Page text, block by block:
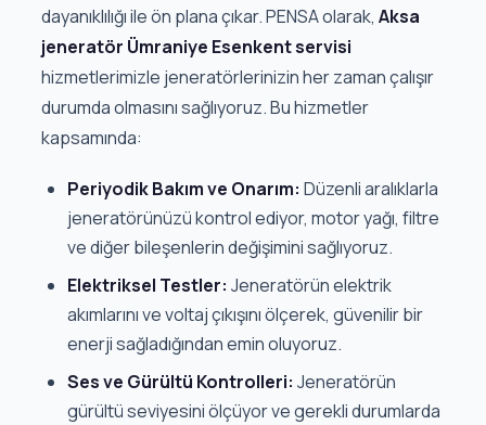
dayanıklılığı ile ön plana çıkar. PENSA olarak, Aksa
jeneratör Ümraniye Esenkent servisi
hizmetlerimizle jeneratörlerinizin her zaman çalışır
durumda olmasını sağlıyoruz. Bu hizmetler
kapsamında:
Periyodik Bakım ve Onarım: Düzenli aralıklarla
jeneratörünüzü kontrol ediyor, motor yağı, filtre
ve diğer bileşenlerin değişimini sağlıyoruz.
Elektriksel Testler: Jeneratörün elektrik
akımlarını ve voltaj çıkışını ölçerek, güvenilir bir
enerji sağladığından emin oluyoruz.
Ses ve Gürültü Kontrolleri: Jeneratörün
gürültü seviyesini ölçüyor ve gerekli durumlarda